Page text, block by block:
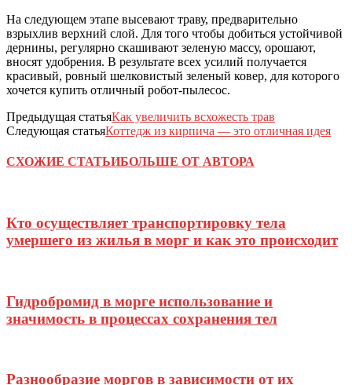
На следующем этапе высевают траву, предварительно
взрыхлив верхний слой. Для того чтобы добиться устойчивой
дернины, регулярно скашивают зеленую массу, орошают,
вносят удобрения. В результате всех усилий получается
красивый, ровный шелковистый зеленый ковер, для которого
хочется купить отличный робот-пылесос.
Предыдущая статьяКак увеличить всхожесть трав
Следующая статьяКоттедж из кирпича — это отличная идея
СХОЖИЕ СТАТЬИБОЛЬШЕ ОТ АВТОРА
Кто осуществляет транспортировку тела
умершего из жилья в морг и как это происходит
Гидробромид в морге использование и
значимость в процессах сохранения тел
Разнообразие моргов в зависимости от их